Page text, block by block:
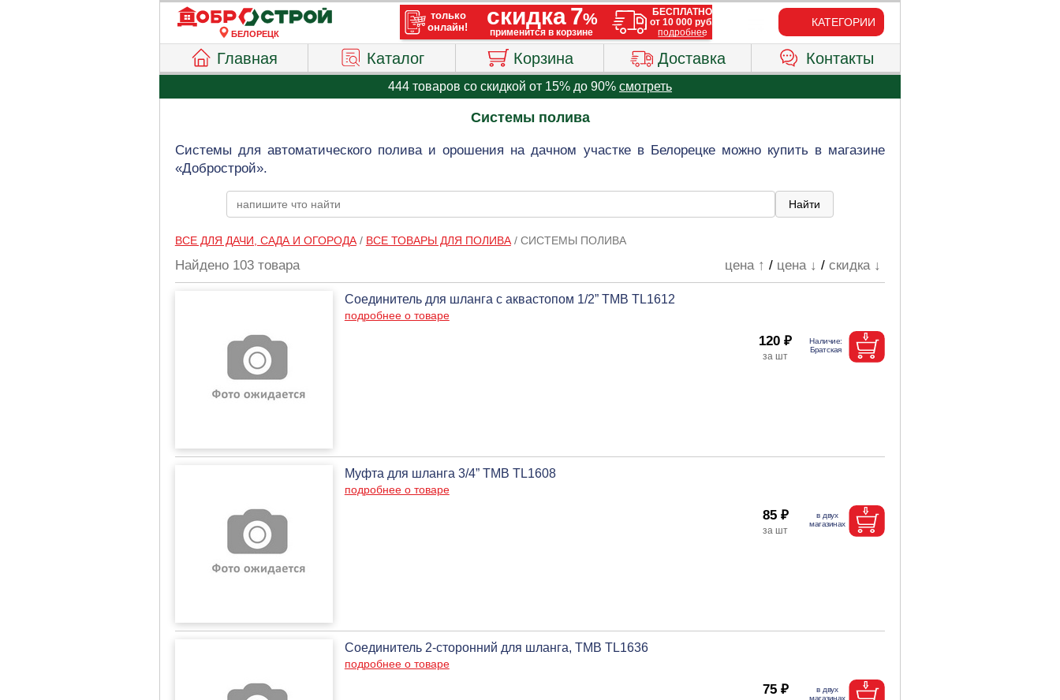
БЕЛОРЕЦК
КАТЕГОРИИ
Главная Каталог Корзина Доставка Контакты
444 товаров со скидкой от 15% до 90% смотреть
Системы полива
Системы для автоматического полива и орошения на дачном участке в Белорецке можно купить в магазине
«Добрострой».
ВСЕ ДЛЯ ДАЧИ, САДА И ОГОРОДА/ ВСЕ ТОВАРЫ ДЛЯ ПОЛИВА/ СИСТЕМЫ ПОЛИВА
Найдено 103 товара цена ↑ / цена ↓ /скидка ↓
Соединитель для шланга с аквастопом 1/2” ТМВ TL1612
подробнее о товаре
120 ₽
Муфта для шланга 3/4” ТМВ TL1608
подробнее о товаре
85 ₽
Соединитель 2-сторонний для шланга, ТМВ TL1636
подробнее о товаре
75 ₽